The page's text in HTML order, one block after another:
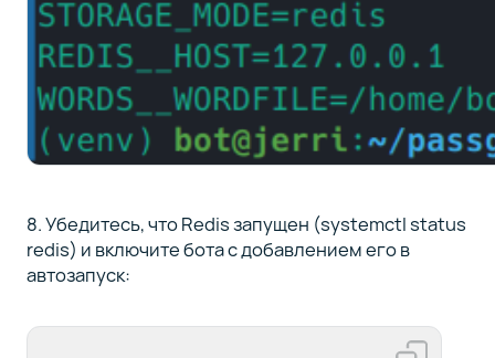
8. Убедитесь, что Redis запущен (systemctl status
redis) и включите бота с добавлением его в
автозапуск: